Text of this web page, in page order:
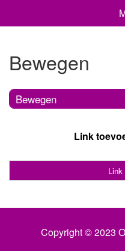
Bewegen
Bewegen
Link
Link
Copyright © 2023